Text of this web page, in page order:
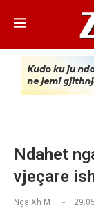
Ndahet
vjeçare
Nga Xh M